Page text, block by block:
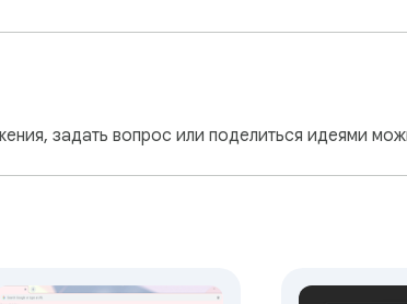
задать вопрос или поделиться идеями